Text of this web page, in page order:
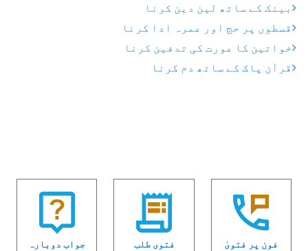
بینک کے ساتھ لین دین کرنا
قسطوں پر حج اور عمرہ ادا کرنا
خواتین کا عورت کی تدفین کرنا
قرآن پاک کے ساتھ دم کرنا
فون پر فتویٰ
فتوی طلب
جواب دوبارہ